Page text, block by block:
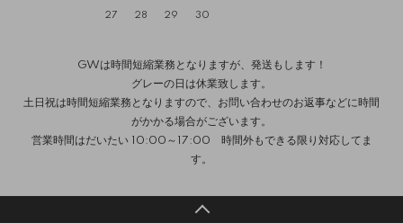
27 28 29 30
GWは時間短縮業務となりますが、発送もします！
グレーの日は休業致します。
土日祝は時間短縮業務となりますので、お問い合わせのお返事などに時間
がかかる場合がございます。
営業時間はだいたい 10:00～17:00 時間外もできる限り対応してま
す。